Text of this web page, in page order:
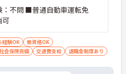
不問 ■普通自動車運転免
可
経験OK
無資格OK
会保険完備 交通費支給 退職金制度あり